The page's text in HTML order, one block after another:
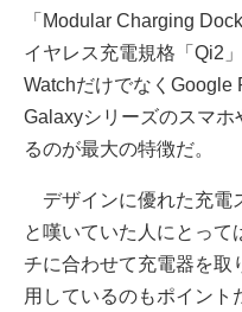
「Modular Charging
イヤレス充電規格「Qi2
WatchだけでなくGoogle
Galaxyシリーズのスマホ
るのが最大の特徴だ。
デザインに優れた充電
と嘆いていた人にとって
チに合わせて充電器を取
用しているのもポイント